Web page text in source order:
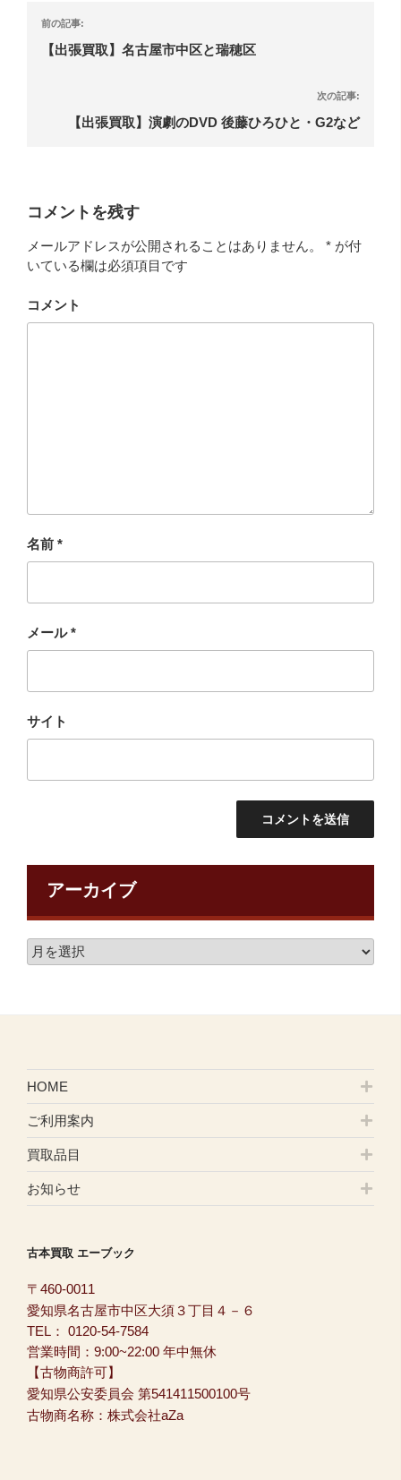
前の記事:
【出張買取】名古屋市中区と瑞穂区
次の記事:
【出張買取】演劇のDVD 後藤ひろひと・G2など
コメントを残す
メールアドレスが公開されることはありません。 * が付
いている欄は必須項目です
コメント
名前 *
メール*
サイト
アーカイブ
HOME
ご利用案内
買取品目
お知らせ
古本買取 エーブック
〒460-0011
愛知県名古屋市中区大須３丁目４－６
TEL： 0120-54-7584
営業時間：9:00~22:00 年中無休
【古物商許可】
愛知県公安委員会 第541411500100号
古物商名称：株式会社aZa